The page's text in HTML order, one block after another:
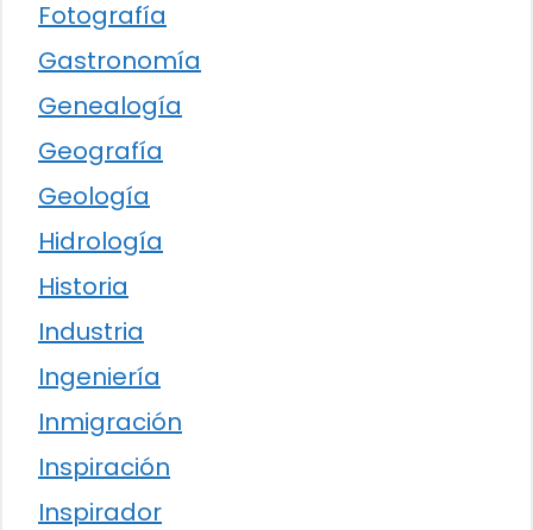
Fotografía
Gastronomía
Genealogía
Geografía
Geología
Hidrología
Historia
Industria
Ingeniería
Inmigración
Inspiración
Inspirador